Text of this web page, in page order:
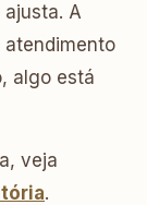
A
atendimento
algo está
veja
.